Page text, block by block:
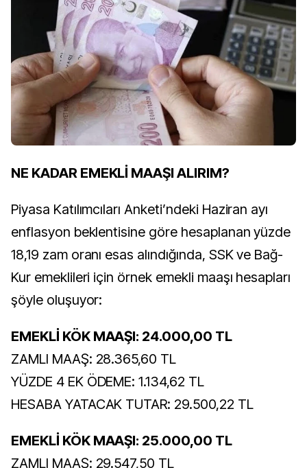
NE KADAR EMEKLİ MAAŞI ALIRIM?
Piyasa Katılımcıları Anketi’ndeki Haziran ayı
enflasyon beklentisine göre hesaplanan yüzde
18,19 zam oranı esas alındığında, SSK ve Bağ-
Kur emeklileri için örnek emekli maaşı hesapları
şöyle oluşuyor:
EMEKLİ KÖK MAAŞI: 24.000,00 TL
ZAMLI MAAŞ: 28.365,60 TL
YÜZDE 4 EK ÖDEME: 1.134,62 TL
HESABA YATACAK TUTAR: 29.500,22 TL
EMEKLİ KÖK MAAŞI: 25.000,00 TL
ZAMLI MAAŞ: 29.547,50 TL